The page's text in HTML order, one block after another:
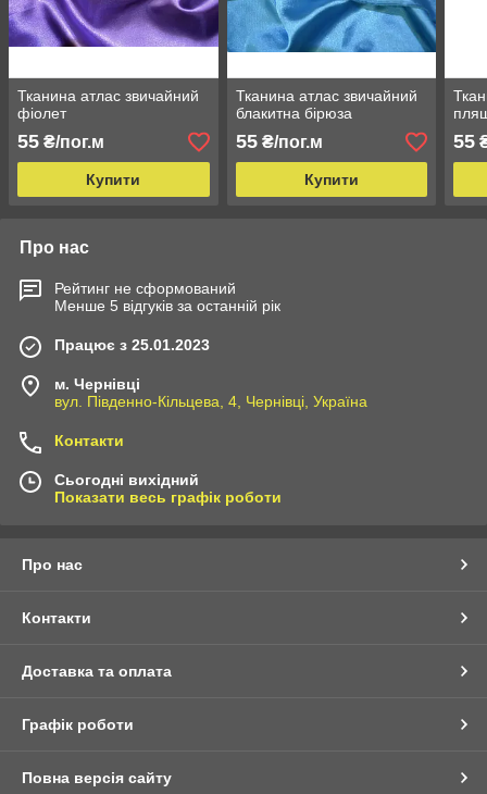
Тканина атлас звичайний
фіолет
55 ₴/пог.м
Купити
Тканина атлас звичайний
блакитна бірюза
55₴/пог.м
Купити
55
Про нас
Рейтинг не сформований
Менше 5 відгуків за останній рік
Працює з 25.01.2023
м. Чернівці
вул. Південно-Кільцева, 4, Чернівці, Україна
Контакти
Сьогодні вихідний
Показати весь графік роботи
Про нас
Контакти
Доставка та оплата
Графік роботи
Повна версія сайту